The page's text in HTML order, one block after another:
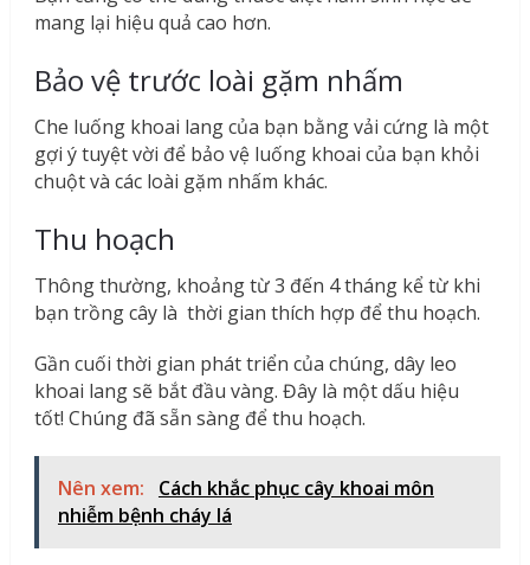
mang lại hiệu quả cao hơn.
Bảo vệ trước loài gặm nhấm
Che luống khoai lang của bạn bằng vải cứng là một
gợi ý tuyệt vời để bảo vệ luống khoai của bạn khỏi
chuột và các loài gặm nhấm khác.
Thu hoạch
Thông thường, khoảng từ 3 đến 4 tháng kể từ khi
bạn trồng cây là thời gian thích hợp để thu hoạch.
Gần cuối thời gian phát triển của chúng, dây leo
khoai lang sẽ bắt đầu vàng. Đây là một dấu hiệu
tốt! Chúng đã sẵn sàng để thu hoạch.
Nên xem:
Cách khắc phục cây khoai môn
nhiễm bệnh cháy lá